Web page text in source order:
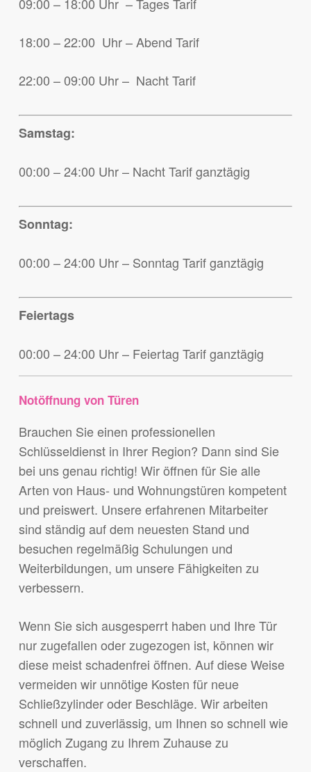
09:00 – 18:00 Uhr – Tages Tarif
18:00 – 22:00 Uhr – Abend Tarif
22:00 – 09:00 Uhr – Nacht Tarif
Samstag:
00:00 – 24:00 Uhr – Nacht Tarif ganztägig
Sonntag:
00:00 – 24:00 Uhr – Sonntag Tarif ganztägig
Feiertags
00:00 – 24:00 Uhr – Feiertag Tarif ganztägig
Notöffnung von Türen
Brauchen Sie einen professionellen
Schlüsseldienst in Ihrer Region? Dann sind Sie
bei uns genau richtig! Wir öffnen für Sie alle
Arten von Haus- und Wohnungstüren kompetent
und preiswert. Unsere erfahrenen Mitarbeiter
sind ständig auf dem neuesten Stand und
besuchen regelmäßig Schulungen und
Weiterbildungen, um unsere Fähigkeiten zu
verbessern.
Wenn Sie sich ausgesperrt haben und Ihre Tür
nur zugefallen oder zugezogen ist, können wir
diese meist schadenfrei öffnen. Auf diese Weise
vermeiden wir unnötige Kosten für neue
Schließzylinder oder Beschläge. Wir arbeiten
schnell und zuverlässig, um Ihnen so schnell wie
möglich Zugang zu Ihrem Zuhause zu
verschaffen.